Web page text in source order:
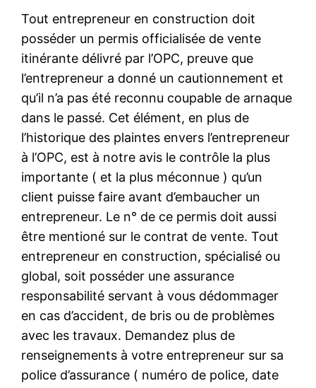
Tout entrepreneur en construction doit
posséder un permis officialisée de vente
itinérante délivré par l’OPC, preuve que
l’entrepreneur a donné un cautionnement et
qu’il n’a pas été reconnu coupable de arnaque
dans le passé. Cet élément, en plus de
l’historique des plaintes envers l’entrepreneur
à l’OPC, est à notre avis le contrôle la plus
importante ( et la plus méconnue ) qu’un
client puisse faire avant d’embaucher un
entrepreneur. Le n° de ce permis doit aussi
être mentioné sur le contrat de vente. Tout
entrepreneur en construction, spécialisé ou
global, soit posséder une assurance
responsabilité servant à vous dédommager
en cas d’accident, de bris ou de problèmes
avec les travaux. Demandez plus de
renseignements à votre entrepreneur sur sa
police d’assurance ( numéro de police, date